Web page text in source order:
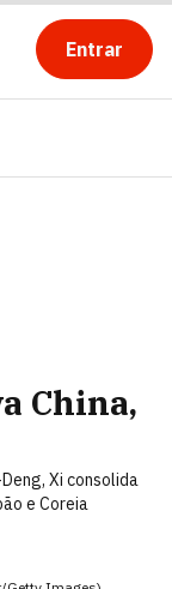
Entrar
China,
Xi consolida
e Coreia